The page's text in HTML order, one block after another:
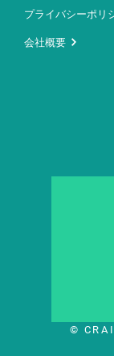
プライバシーポリ
会社概要
©